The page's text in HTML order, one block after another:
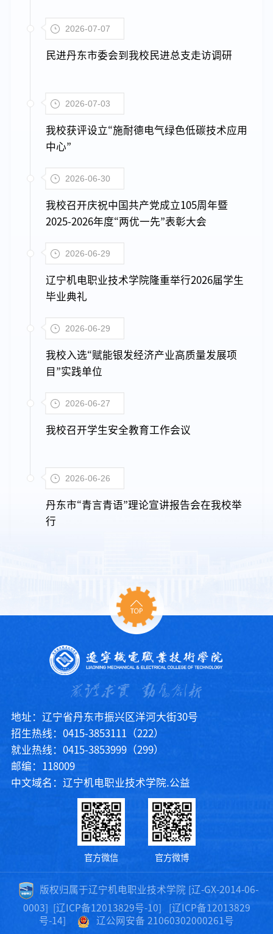
2026-07-07
民进丹东市委会到我校民进总支走访调研
2026-07-03
我校获评设立“施耐德电气绿色低碳技术应用
中心”
2026-06-30
我校召开庆祝中国共产党成立105周年暨
2025-2026年度“两优一先”表彰大会
2026-06-29
辽宁机电职业技术学院隆重举行2026届学生
毕业典礼
2026-06-29
我校入选“赋能银发经济产业高质量发展项
目”实践单位
2026-06-27
我校召开学生安全教育工作会议
2026-06-26
丹东市“青言青语”理论宣讲报告会在我校举
行
地址：辽宁省丹东市振兴区洋河大街30号
招生热线：0415-3853111（222）
就业热线：0415-3853999（299）
邮编：118009
中文域名：辽宁机电职业技术学院.公益
官方微信 官方微博
版权归属于辽宁机电职业技术学院 [辽-GX-2014-06-
0003]
[辽ICP备12013829号-10]
[辽ICP备12013829
号-14]
辽公网安备 21060302000261号